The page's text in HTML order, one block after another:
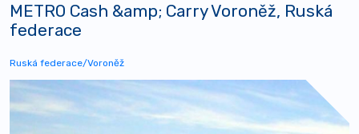
METRO Cash &amp; Carry Voroněž, Ruská
federace
Ruská federace/Voroněž